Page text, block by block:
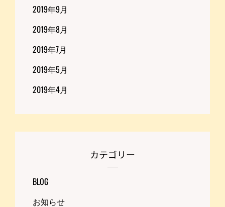
2019年9月
2019年8月
2019年7月
2019年5月
2019年4月
カテゴリー
BLOG
お知らせ